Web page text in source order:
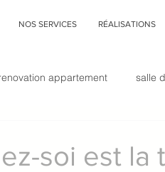
NOS SERVICES RÉALISATIONS
appartement salle
soi est la